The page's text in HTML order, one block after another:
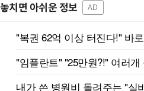
놓치면 아쉬운 정보 AD